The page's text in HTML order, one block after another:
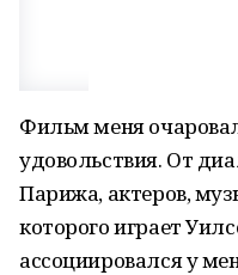
Фильм меня
удовольствия. От
Парижа, актеров,
которого играет
ассоциировался у